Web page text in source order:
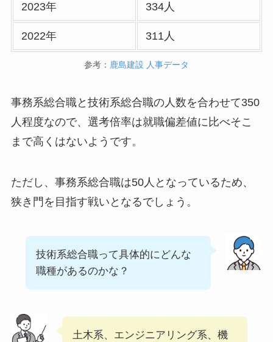
2023年 334人
2022年 311人
参考： 鹿島建設 人事データ
事務系総合職と技術系総合職の人数を合わせて350
人程度なので、選考倍率は就職偏差値に比べそこ
まで高くはないようです。
ただし、事務系総合職は50人となっているため、
狭き門を目指す戦いとなるでしょう。
技術系総合職って具体的にどんな
職種があるのかな？
土木系、エンジニアリング系、機